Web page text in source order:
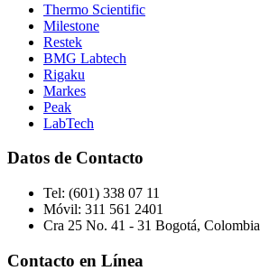
Thermo Scientific
Milestone
Restek
BMG Labtech
Rigaku
Markes
Peak
LabTech
Datos de Contacto
Tel: (601) 338 07 11
Móvil: 311 561 2401
Cra 25 No. 41 - 31 Bogotá, Colombia
Contacto en Línea